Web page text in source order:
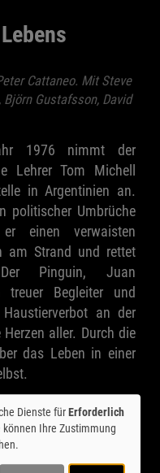
Cattaneo. Mit Steve
Björn Gustafsson, David
1976 nimmt der
Lehrer Tom Michell
in Argentinien an.
politischer Umbrüche
einen verwaisten
am Strand und rettet
Pinguin, Juan
Begleiter und
an der
aller. Durch die
das Leben in einer
Dienste fürErforderlich
können Ihre Zustimmung